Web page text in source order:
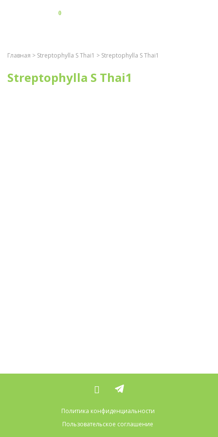
0
Главная > Streptophylla S Thai1 > Streptophylla S Thai1
Streptophylla S Thai1
Политика конфиденциальности
Пользовательское соглашение